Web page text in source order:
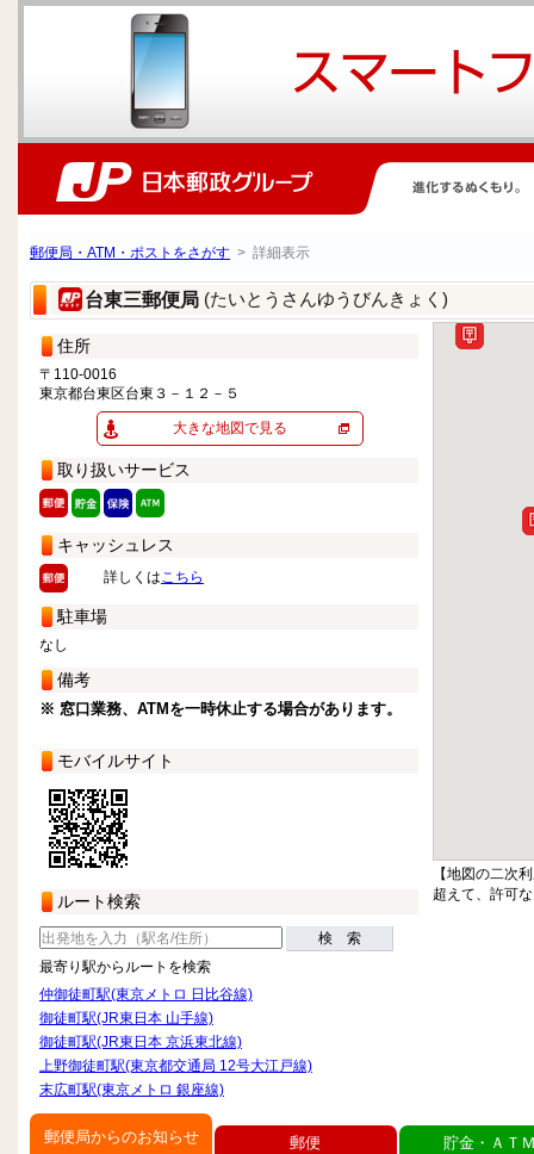
郵便局・ATM・ポストをさがす > 詳細表示
台東三郵便局 (たいとうさんゆうびんきょく)
住所
〒110-0016
東京都台東区台東３－１２－５
大きな地図で見る
取り扱いサービス
キャッシュレス
詳しくはこちら
駐車場
なし
備考
※ 窓口業務、ATMを一時休止する場合があります。
モバイルサイト
ルート検索
検 索
最寄り駅からルートを検索
仲御徒町駅(東京メトロ 日比谷線)
御徒町駅(JR東日本 山手線)
御徒町駅(JR東日本 京浜東北線)
上野御徒町駅(東京都交通局 12号大江戸線)
末広町駅(東京メトロ 銀座線)
【地図の二次
超えて、許可
郵便局からのお知らせ 郵便 貯金・ＡＴ